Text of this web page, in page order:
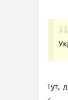
Тут,